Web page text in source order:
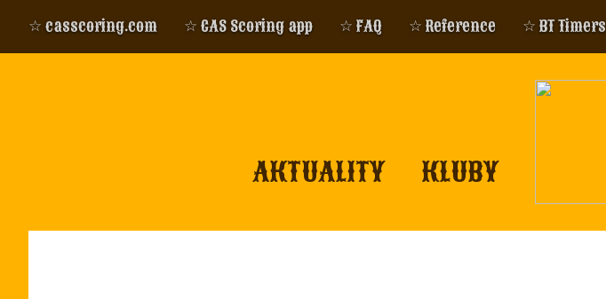
☆ casscoring.com ☆ CAS Scoring app ☆ FAQ ☆ Reference ☆ BT Timers
KLUBY
AKTUALITY